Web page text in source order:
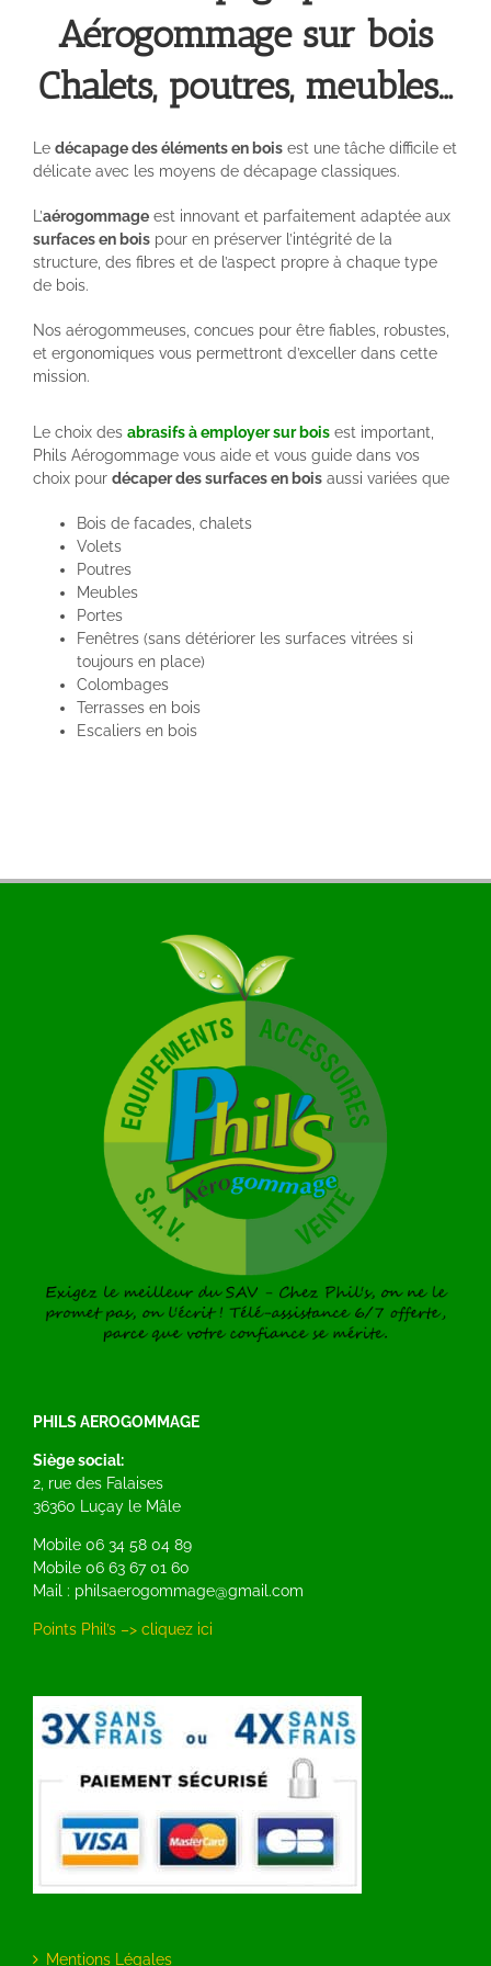
Aérogommage sur bois
Chalets, poutres, meubles…
Le décapage des éléments en bois est une tâche difficile et
délicate avec les moyens de décapage classiques.
L’aérogommage est innovant et parfaitement adaptée aux
surfaces en bois pour en préserver l’intégrité de la
structure, des fibres et de l’aspect propre à chaque type
de bois.
Nos aérogommeuses, concues pour être fiables, robustes,
et ergonomiques vous permettront d’exceller dans cette
mission.
Le choix des abrasifs à employer sur bois est important,
Phils Aérogommage vous aide et vous guide dans vos
choix pour décaper des surfaces en bois aussi variées que
Bois de facades, chalets
Volets
Poutres
Meubles
Portes
Fenêtres (sans détériorer les surfaces vitrées si
toujours en place)
Colombages
Terrasses en bois
Escaliers en bois
PHILS AEROGOMMAGE
Siège social:
2, rue des Falaises
36360 Luçay le Mâle
Mobile 06 34 58 04 89
Mobile 06 63 67 01 60
Mail : philsaerogommage@gmail.com
Points Phil’s –> cliquez ici
Mentions Légales